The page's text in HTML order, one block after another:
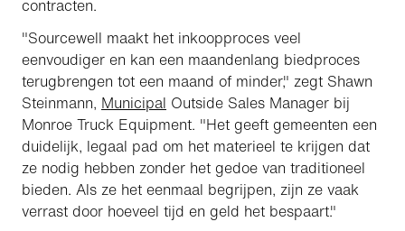
contracten.
"Sourcewell maakt het inkoopproces veel
eenvoudiger en kan een maandenlang biedproces
terugbrengen tot een maand of minder," zegt Shawn
Steinmann, Municipal Outside Sales Manager bij
Monroe Truck Equipment. "Het geeft gemeenten een
duidelijk, legaal pad om het materieel te krijgen dat
ze nodig hebben zonder het gedoe van traditioneel
bieden. Als ze het eenmaal begrijpen, zijn ze vaak
verrast door hoeveel tijd en geld het bespaart."